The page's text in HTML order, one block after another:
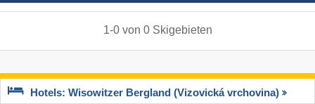
1-0von 0 Skigebieten
Hotels: Wisowitzer Bergland (Vizovická vrchovina)